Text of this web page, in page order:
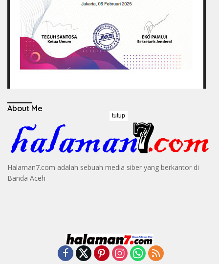
About Me
Halaman7.com adalah sebuah media siber yang berkantor di
Banda Aceh
tutup